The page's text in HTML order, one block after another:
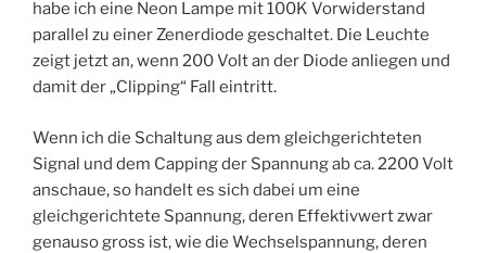
habe ich eine Neon Lampe mit 100K Vorwiderstand
parallel zu einer Zenerdiode geschaltet. Die Leuchte
zeigt jetzt an, wenn 200 Volt an der Diode anliegen und
damit der „Clipping“ Fall eintritt.
Wenn ich die Schaltung aus dem gleichgerichteten
Signal und dem Capping der Spannung ab ca. 2200 Volt
anschaue, so handelt es sich dabei um eine
gleichgerichtete Spannung, deren Effektivwert zwar
genauso gross ist, wie die Wechselspannung, deren